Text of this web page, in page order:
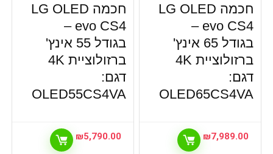
חכמה LG OLED
evo CS4 –
בגודל 65 אינץ'
ברזולוציית 4K
דגם:
OLED65CS4VA
₪7,989.00
חכמה LG OLED
evo CS4 –
בגודל 55 אינץ'
ברזולוציית 4K
דגם:
OLED55CS4VA
₪5,790.00